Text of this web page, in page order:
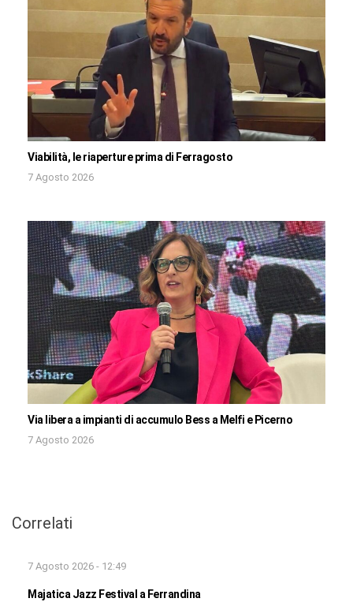
Viabilità, le riaperture prima di Ferragosto
7 Agosto 2026
Via libera a impianti di accumulo Bess a Melfi e Picerno
7 Agosto 2026
Correlati
7 Agosto 2026 - 12:49
Majatica Jazz Festival a Ferrandina